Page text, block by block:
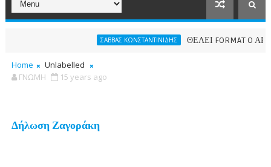
ΣΑΒΒΑΣ ΚΩΝΣΤΑΝΤΙΝΙΔΗΣ ΘΕΛΕΙ FORMAT O ΑΡΗΣ
Home
Unlabelled
ΓΝΩΜΗ
15 years ago
Δήλωση Ζαγοράκη